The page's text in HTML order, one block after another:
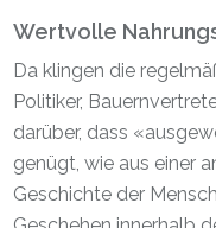
Wertvolle
Da klingen die
Politiker,
darüber, dass
genügt, wie aus einer
Geschichte der